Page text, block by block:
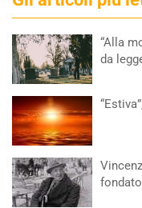
“Alla
da